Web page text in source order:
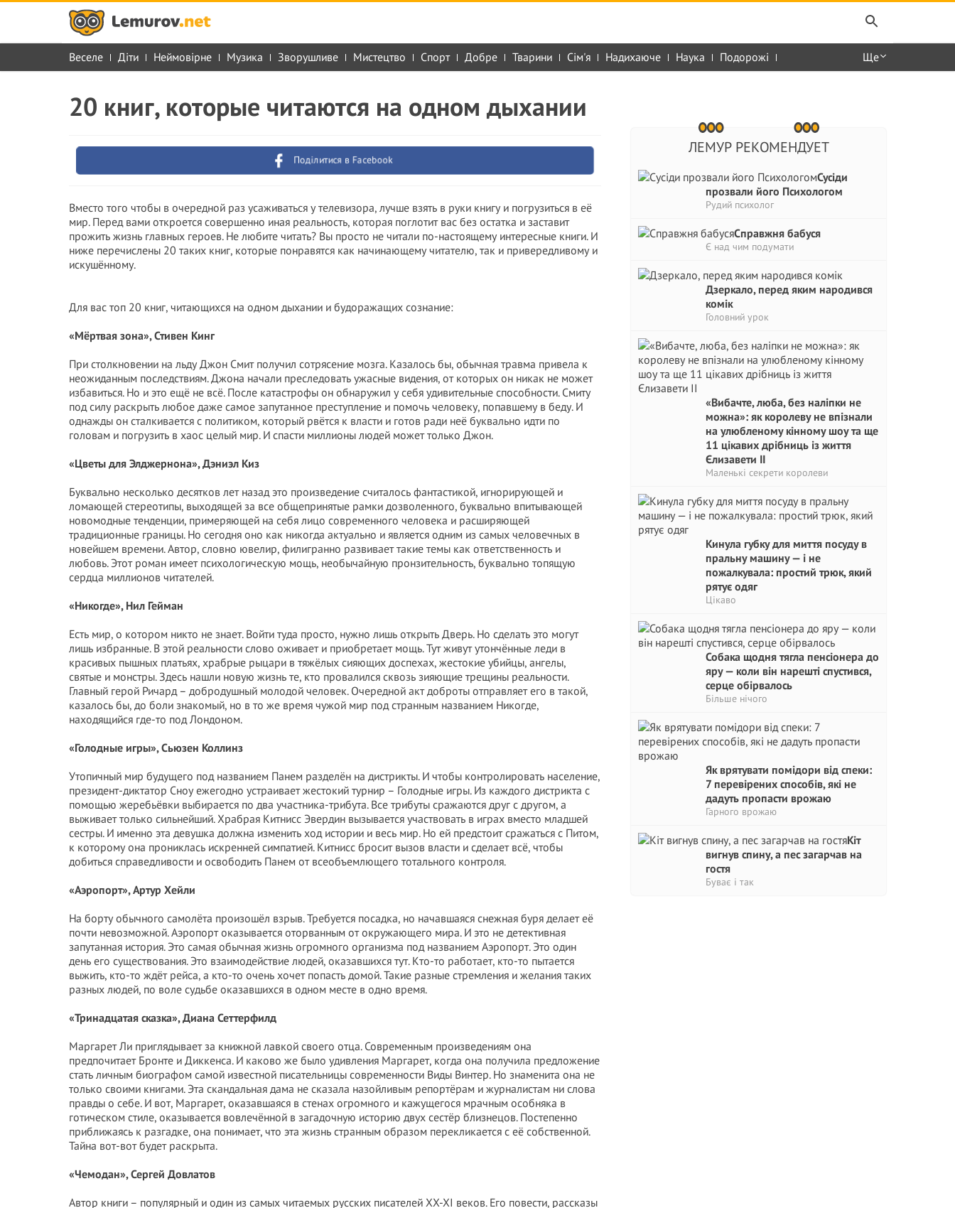
Веселе Діти Неймовірне Музика Зворушливе Мистецтво Спорт Добре Тварини Сім'я Надихаюче Наука Подорожі Ще
ЛЕМУР РЕКОМЕНДУЕТ
Сусіди
прозвали його Психологом
Рудий психолог
Справжня бабуся
Є над чим подумати
Дзеркало, перед яким народився
комік
Головний урок
«Вибачте, люба, без наліпки не
можна»: як королеву не впізнали
на улюбленому кінному шоу та ще
11 цікавих дрібниць із життя
Єлизавети II
Маленькі секрети королеви
Кинула губку для миття посуду в
пральну машину — і не
пожалкувала: простий трюк, який
рятує одяг
Цікаво
Собака щодня тягла пенсіонера до
яру — коли він нарешті спустився,
серце обірвалось
Більше нічого
Як врятувати помідори від спеки:
7 перевірених способів, які не
дадуть пропасти врожаю
Гарного врожаю
Кіт
вигнув спину, а пес загарчав на
гостя
Буває і так
20 книг, которые читаются на одном дыхании
Поділитися в Facebook
Вместо того чтобы в очередной раз усаживаться у телевизора, лучше взять в руки книгу и погрузиться в её
мир. Перед вами откроется совершенно иная реальность, которая поглотит вас без остатка и заставит
прожить жизнь главных героев. Не любите читать? Вы просто не читали по-настоящему интересные книги. И
ниже перечислены 20 таких книг, которые понравятся как начинающему читателю, так и привередливому и
искушённому.
Для вас топ 20 книг, читающихся на одном дыхании и будоражащих сознание:
«Мёртвая зона», Стивен Кинг
При столкновении на льду Джон Смит получил сотрясение мозга. Казалось бы, обычная травма привела к
неожиданным последствиям. Джона начали преследовать ужасные видения, от которых он никак не может
избавиться. Но и это ещё не всё. После катастрофы он обнаружил у себя удивительные способности. Смиту
под силу раскрыть любое даже самое запутанное преступление и помочь человеку, попавшему в беду. И
однажды он сталкивается с политиком, который рвётся к власти и готов ради неё буквально идти по
головам и погрузить в хаос целый мир. И спасти миллионы людей может только Джон.
«Цветы для Элджернона», Дэниэл Киз
Буквально несколько десятков лет назад это произведение считалось фантастикой, игнорирующей и
ломающей стереотипы, выходящей за все общепринятые рамки дозволенного, буквально впитывающей
новомодные тенденции, примеряющей на себя лицо современного человека и расширяющей
традиционные границы. Но сегодня оно как никогда актуально и является одним из самых человечных в
новейшем времени. Автор, словно ювелир, филигранно развивает такие темы как ответственность и
любовь. Этот роман имеет психологическую мощь, необычайную пронзительность, буквально топящую
сердца миллионов читателей.
«Никогде», Нил Гейман
Есть мир, о котором никто не знает. Войти туда просто, нужно лишь открыть Дверь. Но сделать это могут
лишь избранные. В этой реальности слово оживает и приобретает мощь. Тут живут утончённые леди в
красивых пышных платьях, храбрые рыцари в тяжёлых сияющих доспехах, жестокие убийцы, ангелы,
святые и монстры. Здесь нашли новую жизнь те, кто провалился сквозь зияющие трещины реальности.
Главный герой Ричард – добродушный молодой человек. Очередной акт доброты отправляет его в такой,
казалось бы, до боли знакомый, но в то же время чужой мир под странным названием Никогде,
находящийся где-то под Лондоном.
«Голодные игры», Сьюзен Коллинз
Утопичный мир будущего под названием Панем разделён на дистрикты. И чтобы контролировать население,
президент-диктатор Сноу ежегодно устраивает жестокий турнир – Голодные игры. Из каждого дистрикта с
помощью жеребьёвки выбирается по два участника-трибута. Все трибуты сражаются друг с другом, а
выживает только сильнейший. Храбрая Китнисс Эвердин вызывается участвовать в играх вместо младшей
сестры. И именно эта девушка должна изменить ход истории и весь мир. Но ей предстоит сражаться с Питом,
к которому она прониклась искренней симпатией. Китнисс бросит вызов власти и сделает всё, чтобы
добиться справедливости и освободить Панем от всеобъемлющего тотального контроля.
«Аэропорт», Артур Хейли
На борту обычного самолёта произошёл взрыв. Требуется посадка, но начавшаяся снежная буря делает её
почти невозможной. Аэропорт оказывается оторванным от окружающего мира. И это не детективная
запутанная история. Это самая обычная жизнь огромного организма под названием Аэропорт. Это один
день его существования. Это взаимодействие людей, оказавшихся тут. Кто-то работает, кто-то пытается
выжить, кто-то ждёт рейса, а кто-то очень хочет попасть домой. Такие разные стремления и желания таких
разных людей, по воле судьбе оказавшихся в одном месте в одно время.
«Тринадцатая сказка», Диана Сеттерфилд
Маргарет Ли приглядывает за книжной лавкой своего отца. Современным произведениям она
предпочитает Бронте и Диккенса. И каково же было удивления Маргарет, когда она получила предложение
стать личным биографом самой известной писательницы современности Виды Винтер. Но знаменита она не
только своими книгами. Эта скандальная дама не сказала назойливым репортёрам и журналистам ни слова
правды о себе. И вот, Маргарет, оказавшаяся в стенах огромного и кажущегося мрачным особняка в
готическом стиле, оказывается вовлечённой в загадочную историю двух сестёр близнецов. Постепенно
приближаясь к разгадке, она понимает, что эта жизнь странным образом перекликается с её собственной.
Тайна вот-вот будет раскрыта.
«Чемодан», Сергей Довлатов
Автор книги – популярный и один из самых читаемых русских писателей XX-XI веков. Его повести, рассказы